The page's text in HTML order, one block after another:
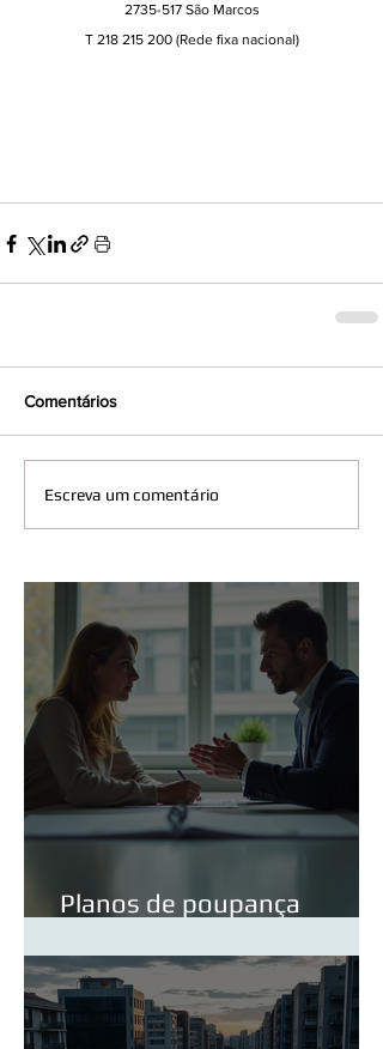
2735-517 São Marcos
T 218 215 200 (Rede fixa nacional)
Comentários
Escreva um comentário
Planos de poupança